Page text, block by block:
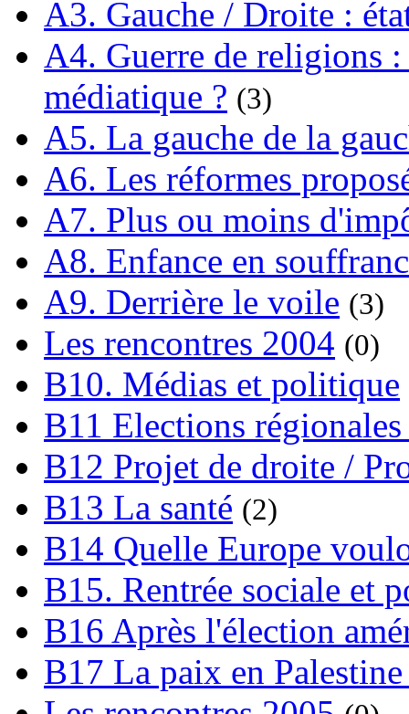
A3. Gauche / Droite :
A4. Guerre de religions
médiatique ? (3)
A5. La gauche de la
A6. Les réformes
A7. Plus ou moins
A8. Enfance en
A9. Derrière le voile (3)
Les rencontres 2004 (0)
B10. Médias et politique
B11 Elections régionales
B12 Projet de droite /
B13 La santé (2)
B14 Quelle Europe
B15. Rentrée sociale et
B16 Après l'élection
B17 La paix en